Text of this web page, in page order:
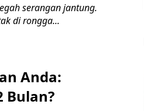
serangan jantung.
di rongga...
Anda:
Bulan?